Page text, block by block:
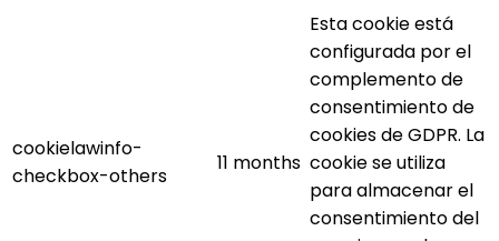
cookielawinfo-
checkbox-others
11 months
Esta cookie está
configurada por el
complemento de
consentimiento de
cookies de GDPR. La
cookie se utiliza
para almacenar el
consentimiento del